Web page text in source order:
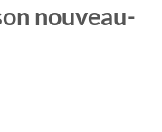
nouveau-